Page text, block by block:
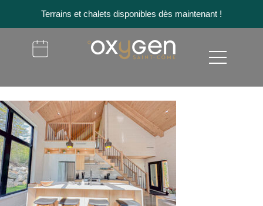
Terrains et chalets disponibles dès maintenant !